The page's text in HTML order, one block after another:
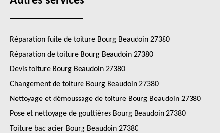
Réparation fuite de toiture Bourg Beaudoin 27380
Réparation de toiture Bourg Beaudoin 27380
Devis toiture Bourg Beaudoin 27380
Changement de toiture Bourg Beaudoin 27380
Nettoyage et démoussage de toiture Bourg Beaudoin 27380
Pose et nettoyage de gouttières Bourg Beaudoin 27380
Toiture bac acier Bourg Beaudoin 27380